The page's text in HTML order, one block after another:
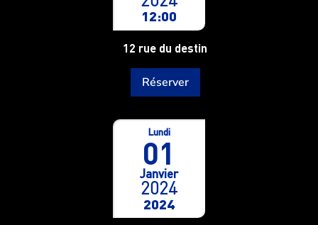
12:00
12 rue du destin
Réserver
Lundi
01
Janvier
2024
2024